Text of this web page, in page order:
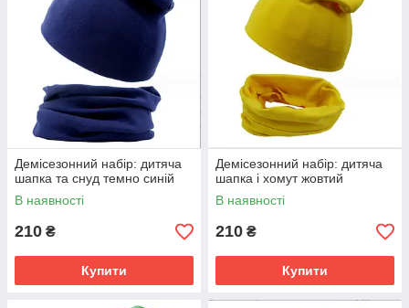
Демісезонний набір: дитяча
шапка та снуд темно синій
В наявності
210 ₴
Купити
Демісезонний набір: дитяча
шапка і хомут жовтий
В наявності
210 ₴
Купити